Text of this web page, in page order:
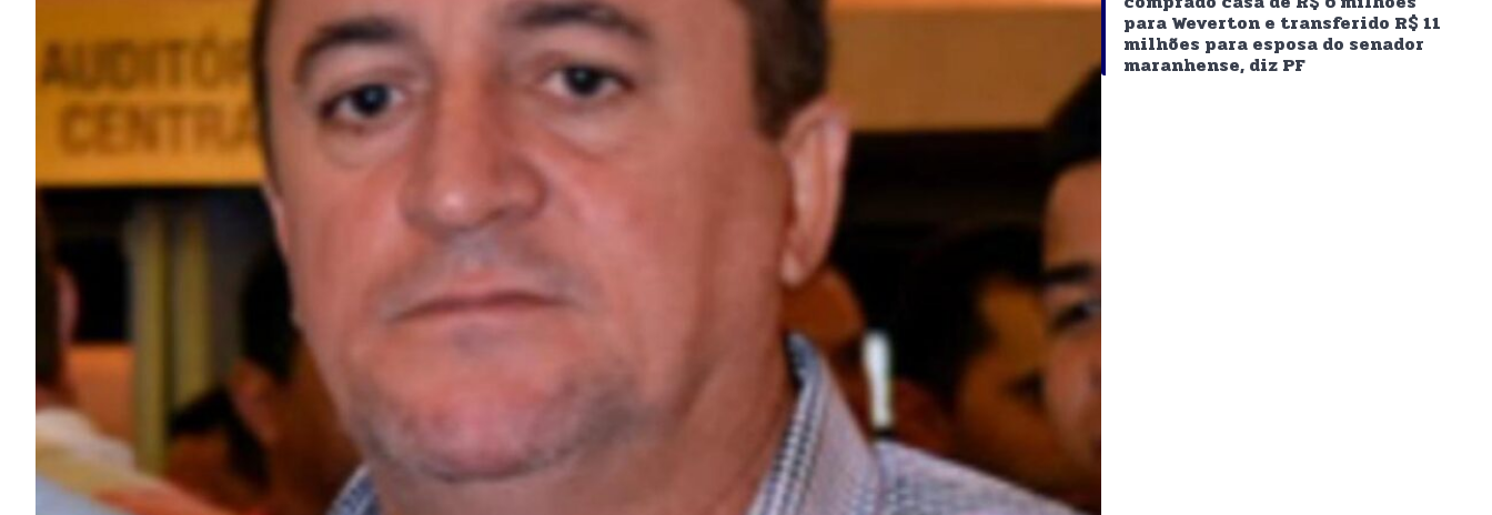
para Weverton e transferido R$ 11
milhões para esposa do senador
maranhense, diz PF